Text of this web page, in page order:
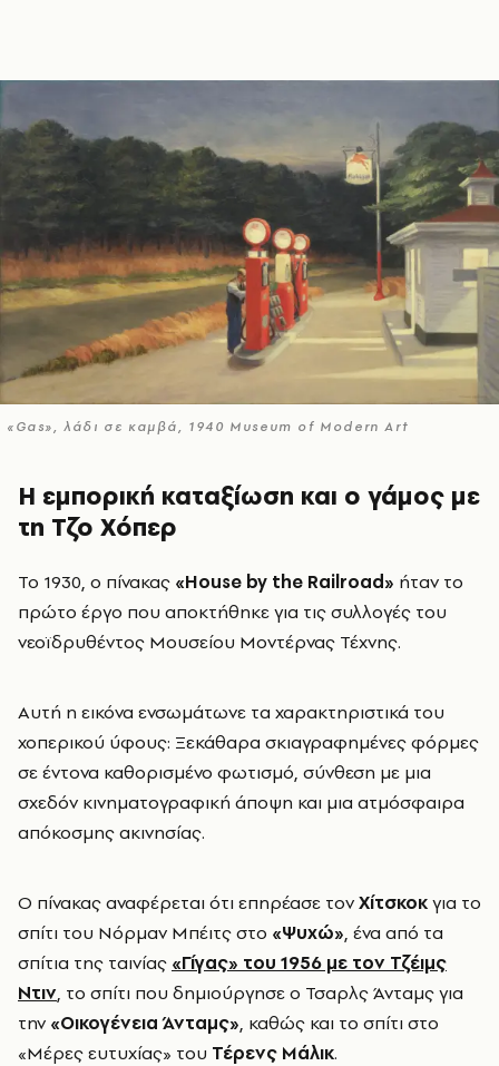
«Gas», λάδι σε καμβά, 1940 Museum of Modern Art
Η εμπορική καταξίωση και ο γάμος με
τη Τζο Χόπερ
Το 1930, ο πίνακας «House by the Railroad» ήταν το
πρώτο έργο που αποκτήθηκε για τις συλλογές του
νεοϊδρυθέντος Μουσείου Μοντέρνας Τέχνης.
Αυτή η εικόνα ενσωμάτωνε τα χαρακτηριστικά του
χοπερικού ύφους: Ξεκάθαρα σκιαγραφημένες φόρμες
σε έντονα καθορισμένο φωτισμό, σύνθεση με μια
σχεδόν κινηματογραφική άποψη και μια ατμόσφαιρα
απόκοσμης ακινησίας.
Ο πίνακας αναφέρεται ότι επηρέασε τονΧίτσκοκγια το
σπίτι του Νόρμαν Μπέιτς στο «Ψυχώ», ένα από τα
σπίτια της ταινίας «Γίγας» του 1956 με τον Τζέιμς
Ντιν, το σπίτι που δημιούργησε ο Τσαρλς Άνταμς για
την «Οικογένεια Άνταμς», καθώς και το σπίτι στο
«Μέρες ευτυχίας» του Τέρενς Μάλικ.